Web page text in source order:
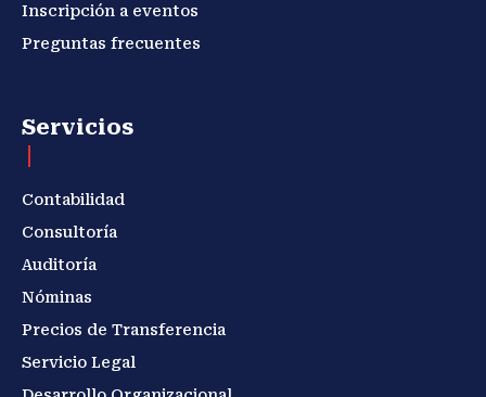
Inscripción a eventos
Preguntas frecuentes
Servicios
Contabilidad
Consultoría
Auditoría
Nóminas
Precios de Transferencia
Servicio Legal